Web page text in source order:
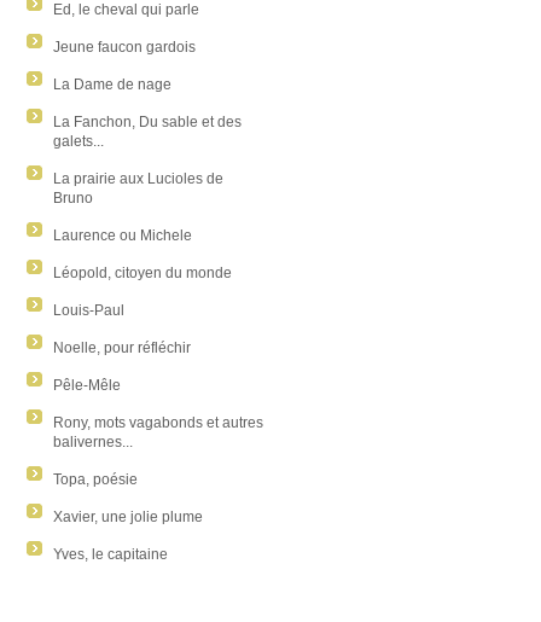
Ed, le cheval qui parle
Jeune faucon gardois
La Dame de nage
La Fanchon, Du sable et des
galets...
La prairie aux Lucioles de
Bruno
Laurence ou Michele
Léopold, citoyen du monde
Louis-Paul
Noelle, pour réfléchir
Pêle-Mêle
Rony, mots vagabonds et autres
balivernes...
Topa, poésie
Xavier, une jolie plume
Yves, le capitaine